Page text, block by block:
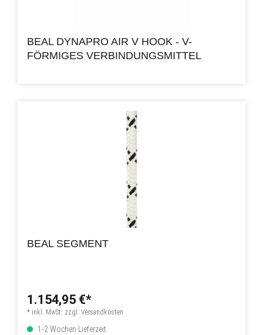
BEAL DYNAPRO AIR V HOOK - V-
FÖRMIGES VERBINDUNGSMITTEL
BEAL SEGMENT
1.154,95 €*
* inkl. MwSt. zzgl. Versandkosten
1-2 Wochen Lieferzeit